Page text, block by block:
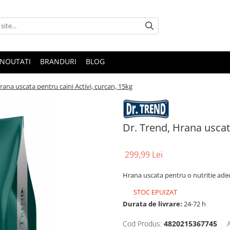
NOUTATI BRANDURI BLOG
uscata pentru caini Activi, curcan, 15kg
Dr. Trend, Hrana
299,99 Lei
Hrana uscata pentru o nutritie
STOC EPUIZAT
Durata de livrare: 24-72 h
Cod Produs: 4820215367745